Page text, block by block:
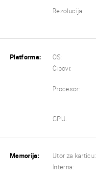
Rezolucija:
Platforma: OS:
Čipovi:
Procesor:
GPU:
Memorija: Utor za karticu:
Interna: